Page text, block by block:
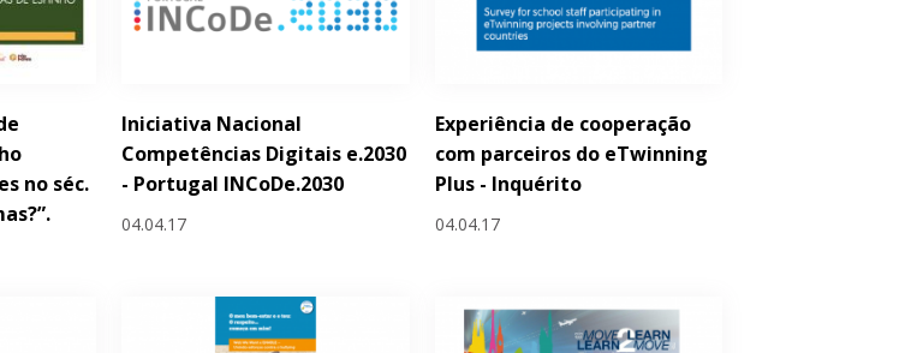
no séc.
Iniciativa Nacional
Competências Digitais e.2030
- Portugal INCoDe.2030
04.04.17
Experiência de cooperação
com parceiros do eTwinning
Plus - Inquérito
04.04.17